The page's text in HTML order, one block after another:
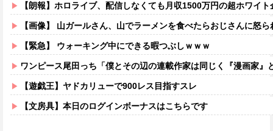
【朗報】ホロライブ、配信しなくても月収1500万円の超ホワイト
【画像】 山ガールさん、山でラーメンを食べたらおじさんに怒
【緊急】 ウォーキング中にできる暇つぶしｗｗｗ
ワンピース尾田っち「僕とその辺の連載作家は同じく『漫画家』と呼ば
【遊戯王】ヤドカリューで900レス目指すスレ
【文房具】本日のログインボーナスはこちらです